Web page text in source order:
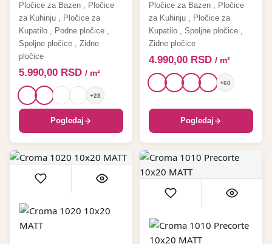
Pločice za Bazen , Pločice
za Kuhinju , Pločice za
Kupatilo , Podne pločice ,
Spoljne pločice , Zidne
pločice
5.990,00 RSD / m²
+28
Pogledaj
Pločice za Bazen , Pločice
za Kuhinju , Pločice za
Kupatilo , Spoljne pločice ,
Zidne pločice
4.990,00 RSD / m²
+60
Pogledaj